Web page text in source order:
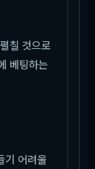
칠 것으로
베팅하는
기 어려울